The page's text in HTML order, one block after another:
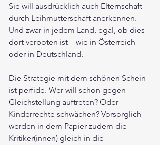
Sie will ausdrücklich auch Elternschaft
durch Leihmutterschaft anerkennen.
Und zwar in jedem Land, egal, ob dies
dort verboten ist – wie in Österreich
oder in Deutschland.
Die Strategie mit dem schönen Schein
ist perfide. Wer will schon gegen
Gleichstellung auftreten? Oder
Kinderrechte schwächen? Vorsorglich
werden in dem Papier zudem die
Kritiker(innen) gleich in die